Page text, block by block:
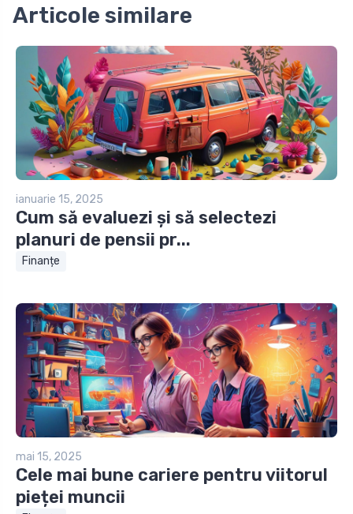
Articole similare
ianuarie 15, 2025
Cum să evaluezi și să selectezi
planuri de pensii pr...
Finanțe
mai 15, 2025
Cele mai bune cariere pentru viitorul
pieței muncii